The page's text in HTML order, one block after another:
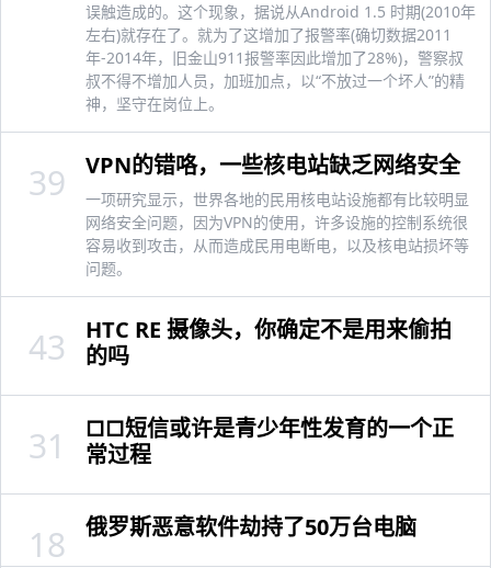
误触造成的。这个现象，据说从Android 1.5 时期(2010年
左右)就存在了。就为了这增加了报警率(确切数据2011
年-2014年，旧金山911报警率因此增加了28%)，警察叔
叔不得不增加人员，加班加点，以“不放过一个坏人”的精
神，坚守在岗位上。
VPN的错咯，一些核电站缺乏网络安全
一项研究显示，世界各地的民用核电站设施都有比较明显
网络安全问题，因为VPN的使用，许多设施的控制系统很
容易收到攻击，从而造成民用电断电，以及核电站损坏等
问题。
39
HTC RE 摄像头，你确定不是用来偷拍
的吗
43
□□短信或许是青少年性发育的一个正
常过程
31
俄罗斯恶意软件劫持了50万台电脑
18